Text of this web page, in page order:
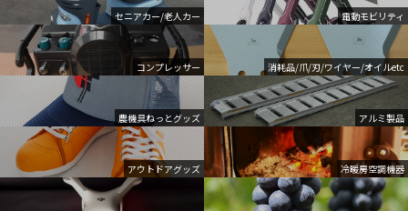
セニアカー/老人カー 電動モビリティ
コンプレッサー 消耗品/爪/刃/ワイヤー/オイルetc
農機具ねっとグッズ アルミ製品
アウトドアグッズ 冷暖房空調機器